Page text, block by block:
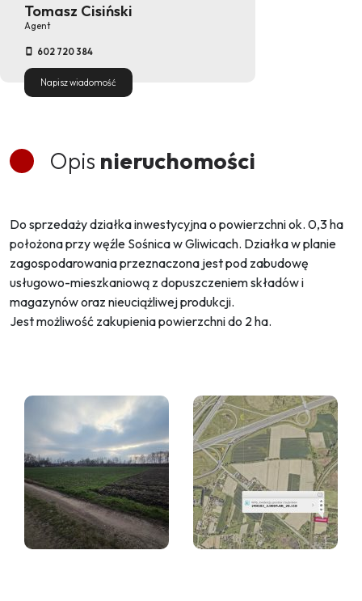
Tomasz Cisiński
Agent
602 720 384
Napisz wiadomość
Opis nieruchomości
Do sprzedaży działka inwestycyjna o powierzchni ok. 0,3 ha
położona przy węźle Sośnica w Gliwicach. Działka w planie
zagospodarowania przeznaczona jest pod zabudowę
usługowo-mieszkaniową z dopuszczeniem składów i
magazynów oraz nieuciążliwej produkcji.
Jest możliwość zakupienia powierzchni do 2 ha.